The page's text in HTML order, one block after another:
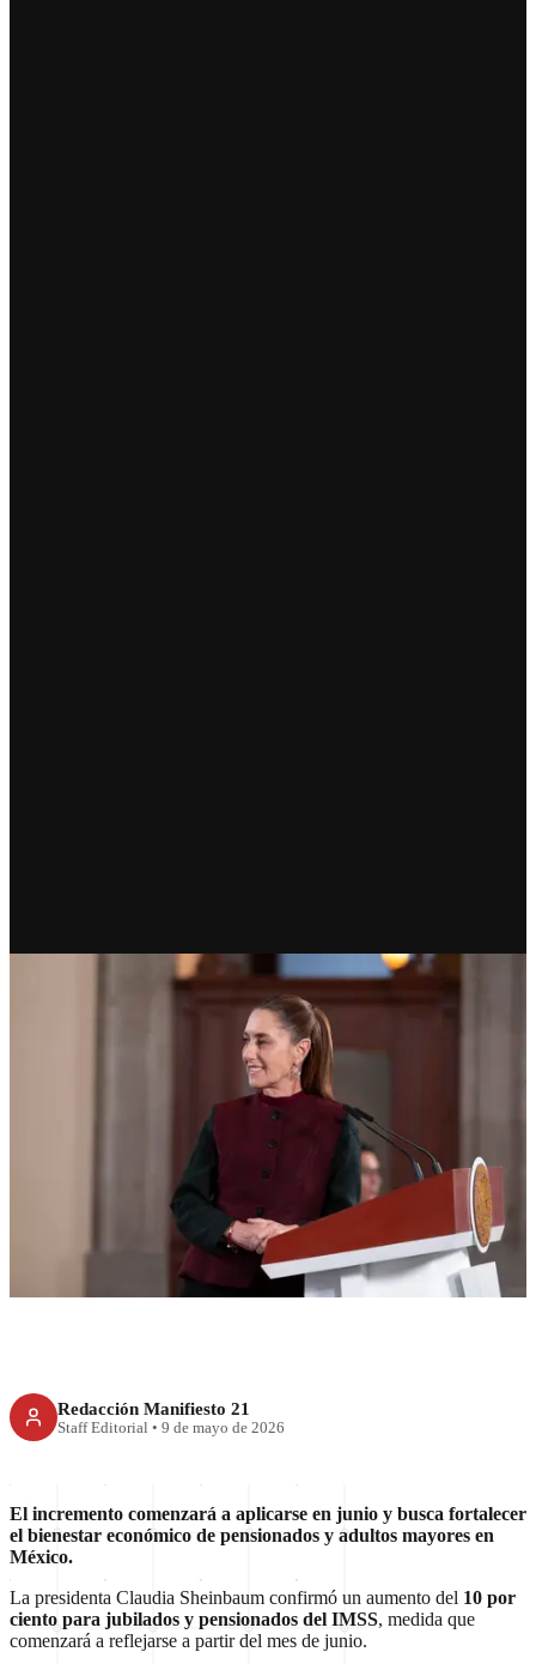
RECIENTE
Sheinbaum anuncia aumento
de 10% a jubilados del IMSS
Redacción Manifiesto 21
Staff Editorial • 9 de mayo de 2026
El incremento comenzará a aplicarse en junio y busca fortalecer
el bienestar económico de pensionados y adultos mayores en
México.
La presidenta Claudia Sheinbaum confirmó un aumento del 10 por
ciento para jubilados y pensionados del IMSS, medida que
comenzará a reflejarse a partir del mes de junio.